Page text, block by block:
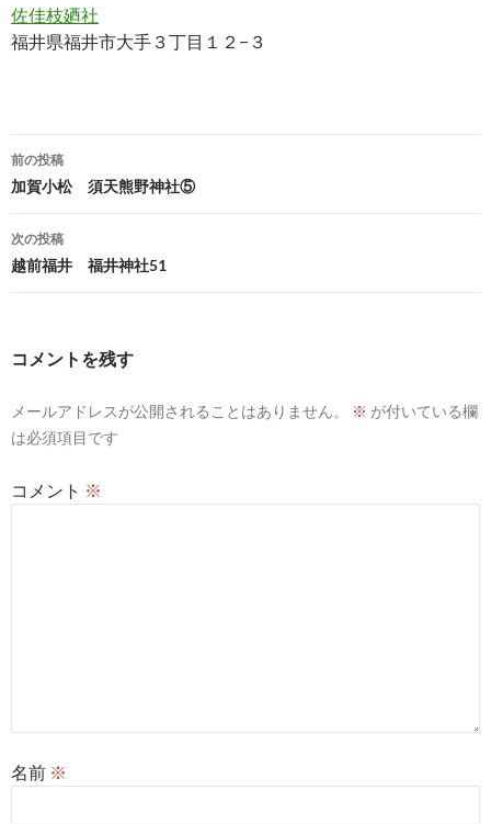
佐佳枝廼社
福井県福井市大手３丁目１２−３
投
稿
ナ
ビ
ゲ
ョ
前の投稿
加賀小松 須天熊野神社⑤
次の投稿
越前福井 福井神社51
コメントを残す
メールアドレスが公開されることはありません。 ※ が付いている欄
は必須項目です
コメント ※
名前 ※